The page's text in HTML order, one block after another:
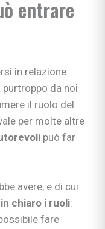
entrare
in relazione
da noi
il ruolo del
per molte altre
può far
avere, e di cui
chiaro i ruoli:
fare